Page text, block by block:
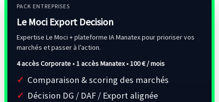
PACK ENTREPRISES
Le Moci Export Decision
Expertise Le Moci + plateforme IA Manatex pour prioriser vos
marchés et passer à l’action.
4 accès Corporate • 1 accès Manatex •100 € / mois
Comparaison & scoring des marchés
Décision DG / DAF / Export alignée